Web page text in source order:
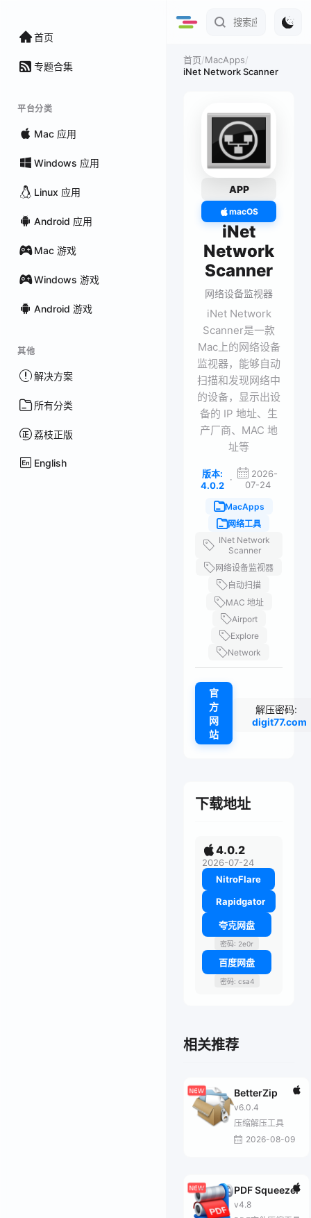
首页
专题合集
平台分类
Mac 应用
Windows 应用
Linux 应用
Android 应用
Mac 游戏
Windows 游戏
Android 游戏
其他
解决方案
所有分类
荔枝正版
English
首页/MacApps/
iNet Network Scanner
APP
macOS
iNet
Network
Scanner
网络设备监视器
iNet Network
Scanner是一款
Mac上的网络设备
监视器，能够自动
扫描和发现网络中
的设备，显示出设
备的 IP 地址、生
产厂商、MAC 地
址等
版本:
4.0.2
·
2026-
07-24
MacApps
网络工具
INet Network
Scanner
网络设备监视器
自动扫描
MAC 地址
Airport
Explore
Network
官
方
网
站
解压密码:
digit77.com
下载地址
4.0.2
2026-07-24
NitroFlare
Rapidgator
夸克网盘
密码: 2e0r
百度网盘
密码: csa4
相关推荐
BetterZip
v6.0.4
压缩解压工具
2026-08-09
PDF Squeezer
v4.8